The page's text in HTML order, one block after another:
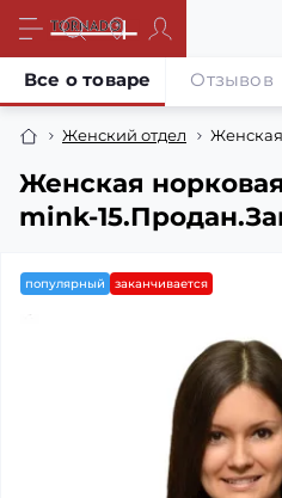
Женский отдел
Женская
mink-
Все о товаре Отзывов
популярный заканчивается